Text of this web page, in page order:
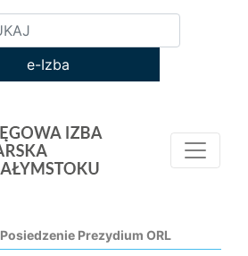
e-Izba
Posiedzenie Prezydium ORL